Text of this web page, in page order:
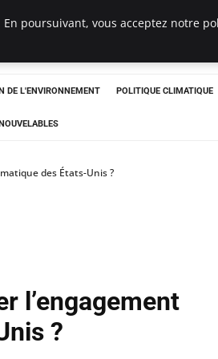
DE L'ENVIRONNEMENT POLITIQUE CLIMATIQUE
des États-Unis ?
l’engagement
?
poursuivant, vous acceptez notre